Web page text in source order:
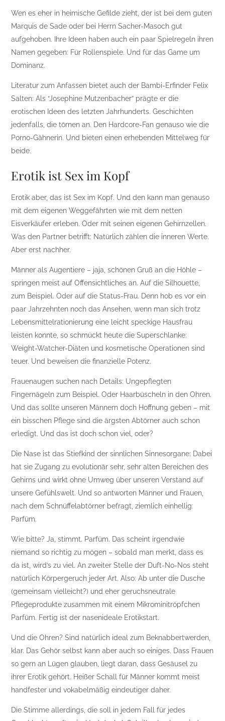
Wen es eher in heimische Gefilde zieht, der ist bei dem guten
Marquis de Sade oder bei Herrn Sacher-Masoch gut
aufgehoben. Ihre Ideen haben auch ein paar Spielregeln ihren
Namen gegeben: Für Rollenspiele. Und für das Game um
Dominanz.
Literatur zum Anfassen bietet auch der Bambi-Erfinder Felix
Salten: Als “Josephine Mutzenbacher” prägte er die
erotischen Ideen des letzten Jahrhunderts. Geschichten
jedenfalls, die törnen an. Den Hardcore-Fan genauso wie die
Porno-Gähnerin. Und bieten einen erhebenden Mittelweg für
beide.
Erotik ist Sex im Kopf
Erotik aber, das ist Sex im Kopf. Und den kann man genauso
mit dem eigenen Weggefährten wie mit dem netten
Eisverkäufer erleben. Oder mit seinen eigenen Gehirnzellen.
Was den Partner betrifft: Natürlich zählen die inneren Werte.
Aber erst nachher.
Männer als Augentiere – jaja, schönen Gruß an die Höhle –
springen meist auf Offensichtliches an. Auf die Silhouette,
zum Beispiel. Oder auf die Status-Frau. Denn hob es vor ein
paar Jahrzehnten noch das Ansehen, wenn man sich trotz
Lebensmittelrationierung eine leicht speckige Hausfrau
leisten konnte, so schmückt heute die Superschlanke:
Weight-Watcher-Diäten und kosmetische Operationen sind
teuer. Und beweisen die finanzielle Potenz.
Frauenaugen suchen nach Details: Ungepflegten
Fingernägeln zum Beispiel. Oder Haarbüscheln in den Ohren.
Und das sollte unseren Männern doch Hoffnung geben – mit
ein bisschen Pflege sind die ärgsten Abtörner auch schon
erledigt. Und das ist doch schon viel, oder?
Die Nase ist das Stiefkind der sinnlichen Sinnesorgane: Dabei
hat sie Zugang zu evolutionär sehr, sehr alten Bereichen des
Gehirns und wirkt ohne Umweg über unseren Verstand auf
unsere Gefühlswelt. Und so antworten Männer und Frauen,
nach dem Schnüffelabtörner befragt, ziemlich einhellig:
Parfüm.
Wie bitte? Ja, stimmt. Parfüm. Das scheint irgendwie
niemand so richtig zu mögen – sobald man merkt, dass es
da ist, wird’s zu viel. An zweiter Stelle der Duft-No-Nos steht
natürlich Körpergeruch jeder Art. Also: Ab unter die Dusche
(gemeinsam vielleicht?) und eher geruchsneutrale
Pflegeprodukte zusammen mit einem Mikrominitröpfchen
Parfüm. Fertig ist der nasenideale Erotikstart.
Und die Ohren? Sind natürlich ideal zum Beknabbertwerden,
klar. Das Gehör selbst kann aber auch so einiges. Dass Frauen
so gern an Lügen glauben, liegt daran, dass Gesäusel zu
ihrer Erotik gehört. Heißer Schall für Männer kommt meist
handfester und vokabelmäßig eindeutiger daher.
Die Stimme allerdings, die soll in jedem Fall für jedes